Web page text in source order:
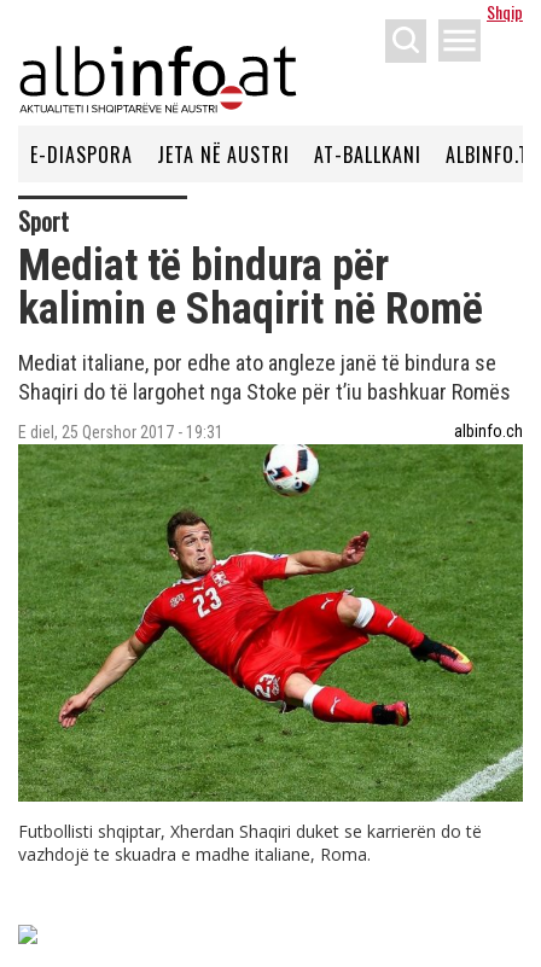
Shqip
menu
E-DIASPORA JETA NË AUSTRI AT-BALLKANI ALBINFO.TV
Sport
Mediat të bindura për
kalimin e Shaqirit në Romë
Mediat italiane, por edhe ato angleze janë të bindura se
Shaqiri do të largohet nga Stoke për t’iu bashkuar Romës
E diel, 25 Qershor 2017 - 19:31 albinfo.ch
Futbollisti shqiptar, Xherdan Shaqiri duket se karrierën do të
vazhdojë te skuadra e madhe italiane, Roma.